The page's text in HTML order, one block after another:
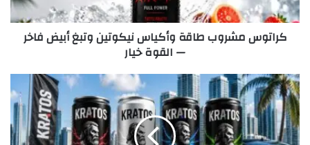
الظروف والتحديات.”
ش
ر
ا
ق
ة
و
أ
كراتوس مشروب طاقة وأكياس نيكوتين وتبغ أبيض فاخر
— القوة خيار
ل
ب
ن
ا
ن